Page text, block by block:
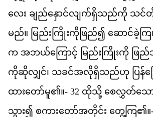
လ ခညနငလကရသညက သင
မည်။ မည ကက ဖည်၍ ဆငခ က
က အဘယကင မည ကက ဖည
ကဆလင်၊ သခငအလရသညဟ ပန
ထတမူ၏။- 32 ထသ စလတ
သွား၍ စကတအတင တ ကြ၏။